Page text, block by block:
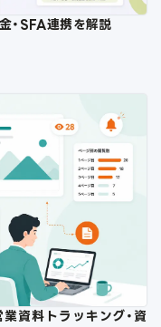
・SFA連携を解説
資料トラッキング・資